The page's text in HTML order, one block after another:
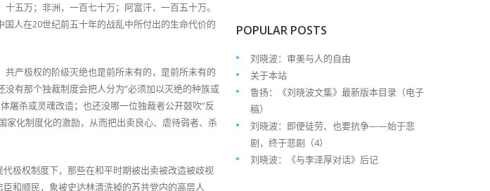
五万；非洲，一百七十万；阿富汗，一百五十万。
人在20世纪前五十年的战乱中所付出的生命代价的
产极权的阶级灭绝也是前所未有的，是前所未有的
有那个独裁制度会把人分为“必须加以灭绝的种族或
屠杀或灵魂改造；也还没哪一位独裁者公开鼓吹“反
家化制度化的激励，从而把出卖良心、虐待弱者、杀
极权制度下，那些在和平时期被出卖被改造被歧视
和顺民，象被史达林清洗掉的苏共党内的高层人
POPULAR POSTS
刘晓波：审美与人的自由
关于本站
鲁扬：《刘晓波文集》最新版本目录（电子
稿）
刘晓波：即便徒劳、也要抗争——始于悲
剧，终于悲剧（4）
刘晓波：《与李泽厚对话》后记